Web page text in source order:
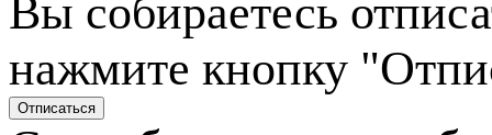
Вы собираетесь
нажмите кнопку